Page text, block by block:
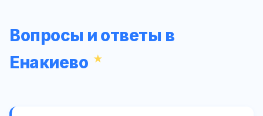
Вопросы и ответы в
Енакиево